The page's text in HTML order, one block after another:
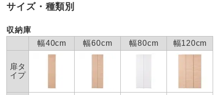
＜作業代金の目安＞
手吊り 20,000円～
お支払い方法 送料について 有料組み立てサービスの説明
■色：（ア）ホワイト （イ）ナチュラル （ウ）ダークブラ
サイズ・種類別
収納庫
幅40cm
幅60cm 幅80cm 幅120cm
扉タ
イプ